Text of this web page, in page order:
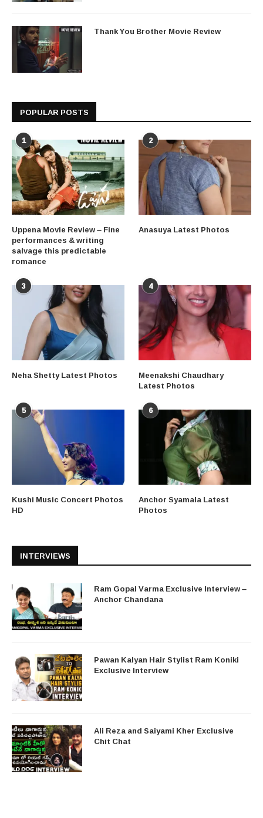
Thank You Brother Movie Review
POPULAR POSTS
1
Uppena Movie Review – Fine
performances & writing
salvage this predictable
romance
2
Anasuya Latest Photos
3
Neha Shetty Latest Photos
4
Meenakshi Chaudhary
Latest Photos
5
Kushi Music Concert Photos
HD
6
Anchor Syamala Latest
Photos
INTERVIEWS
Ram Gopal Varma Exclusive Interview –
Anchor Chandana
Pawan Kalyan Hair Stylist Ram Koniki
Exclusive Interview
Ali Reza and Saiyami Kher Exclusive
Chit Chat